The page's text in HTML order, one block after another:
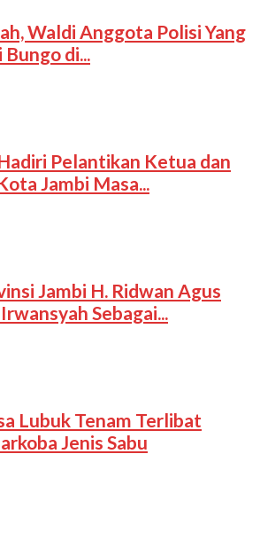
Waldi Anggota Polisi Yang
di...
Pelantikan Ketua dan
Jambi Masa...
Jambi H. Ridwan Agus
Sebagai...
Lubuk Tenam Terlibat
Jenis Sabu